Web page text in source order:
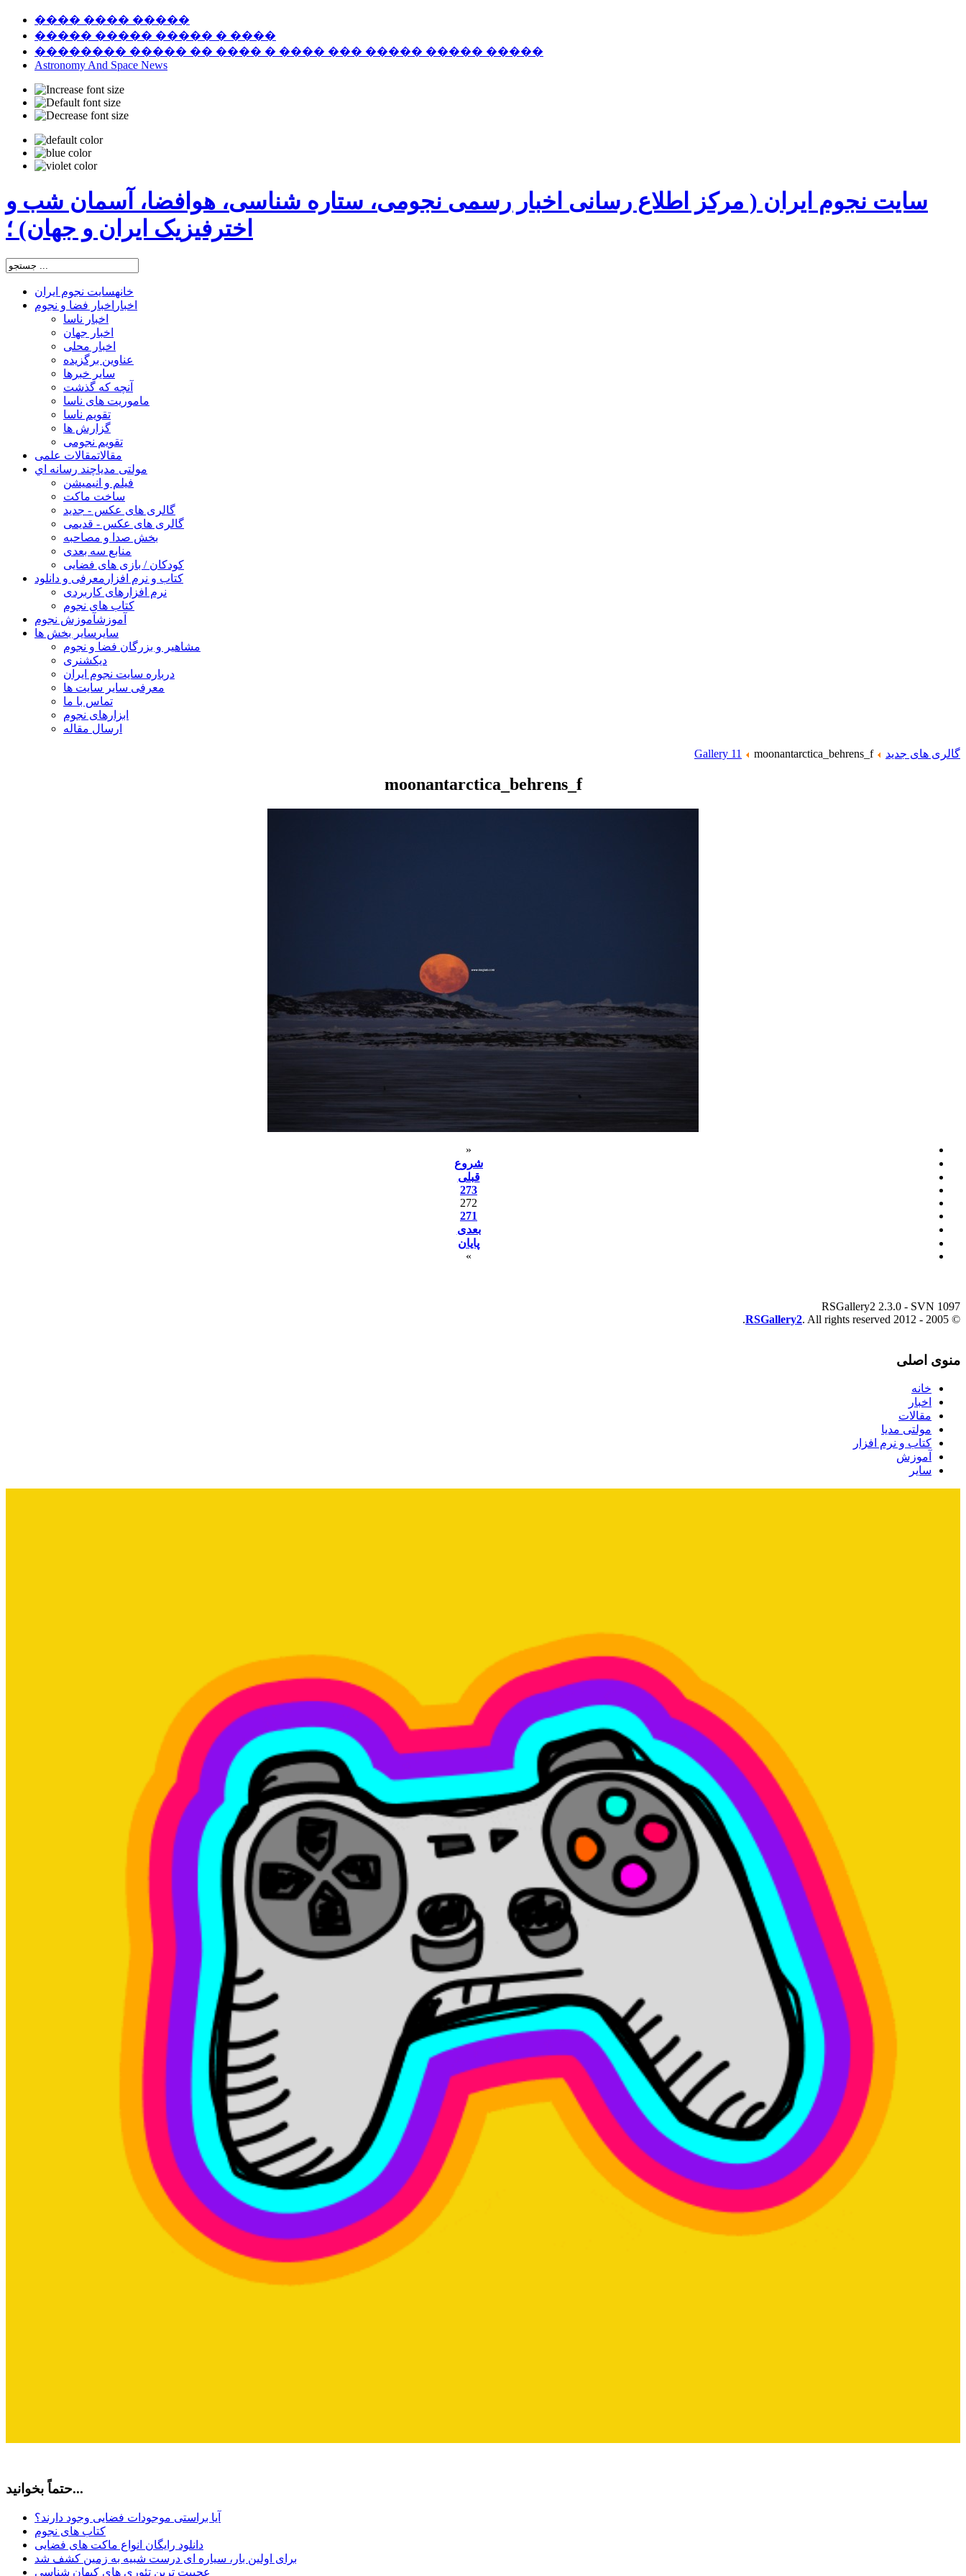
���� ���� �����
����� ����� ����� � ����
�������� ����� �� ���� � ���� ��� ����� ����� �����
Astronomy And Space News
سایت نجوم ایران ( مرکز اطلاع رسانی اخبار رسمی نجومی، ستاره شناسی، هوافضا، آسمان شب و
اخترفیزیک ایران و جهان) ؛
خانهسایت نجوم ایران
اخبار اخبار فضا و نجوم
اخبار ناسا
اخبار جهان
اخبار محلی
عناوین برگزیده
سایر خبرها
آنچه که گذشت
ماموریت های ناسا
تقویم ناسا
گزارش ها
تقویم نجومی
مقالاتمقالات علمی
مولتی مدیاچند رسانه اي
فیلم و انیمیشن
ساخت ماکت
گالری های عکس - جدید
گالری های عکس - قدیمی
بخش صدا و مصاحبه
منابع سه بعدی
کودکان / بازی های فضایی
کتاب و نرم افزار معرفی و دانلود
نرم افزارهای کاربردی
کتاب های نجوم
آموزشآموزش نجوم
سایر سایر بخش ها
مشاهیر و بزرگان فضا و نجوم
دیکشنری
درباره سایت نجوم ایران
معرفی سایر سایت ها
تماس با ما
ابزارهای نجوم
ارسال مقاله
گالری های جدید Gallery 11 moonantarctica_behrens_f
moonantarctica_behrens_f
«
شروع
قبلی
273
272
271
بعدی
پایان
»
RSGallery2 2.3.0 - SVN 1097
© 2005 - 2012
RSGallery2. All rights reserved.
منوی اصلی
خانه
اخبار
مقالات
مولتی مدیا
کتاب و نرم افزار
آموزش
سایر
حتماً بخوانید...
آیا براستی موجودات فضایی وجود دارند؟
کتاب های نجوم
دانلود رایگان انواع ماکت های فضایی
برای اولین بار، سیاره ای درست شبیه به زمین کشف شد
عجیبت ترین تئوری های کیهان شناسی